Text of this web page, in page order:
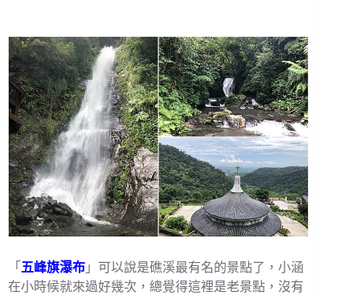
「 五峰旗瀑布 」可以說是礁溪最有名的景點了，小涵
在小時候就來過好幾次，總覺得這裡是老景點，沒有